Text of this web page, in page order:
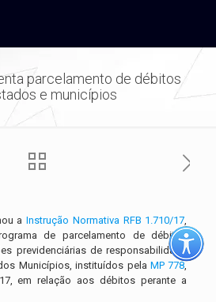
parcelamento de débitos
e municípios
aInstrução Normativa RFB 1.710/17,
de parcelamento de débitos
previdenciárias de responsabilidade
Municípios, instituídos pela MP 778,
em relação aos débitos perante a